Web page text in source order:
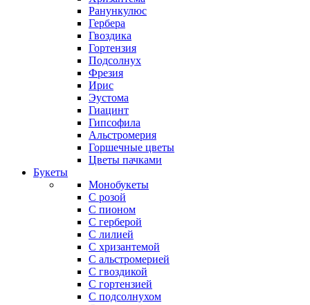
Ранункулюс
Гербера
Гвоздика
Гортензия
Подсолнух
Фрезия
Ирис
Эустома
Гиацинт
Гипсофила
Альстромерия
Горшечные цветы
Цветы пачками
Букеты
Монобукеты
С розой
С пионом
С герберой
С лилией
С хризантемой
С альстромерией
С гвоздикой
С гортензией
С подсолнухом